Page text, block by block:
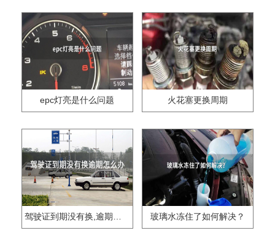
epc灯亮是什么问题 火花塞更换周期
驾驶证到期没有换,逾期怎么办?? 玻璃水冻住了如何解决？